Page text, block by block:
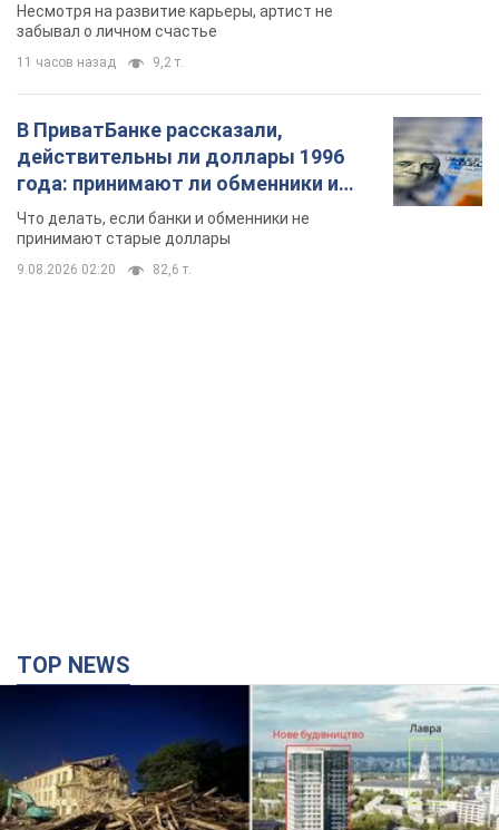
Несмотря на развитие карьеры, артист не
забывал о личном счастье
11 часов назад 9,2 т.
В ПриватБанке рассказали,
действительны ли доллары 1996
года: принимают ли обменники и
банки такие купюры
Что делать, если банки и обменники не
принимают старые доллары
9.08.2026 02:20 82,6 т.
TOP NEWS